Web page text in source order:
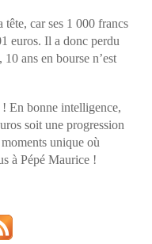
car ses 1 000 francs
euros. Il a donc perdu
ans en bourse n’est
En bonne intelligence,
soit une progression
unique où
à Pépé Maurice !